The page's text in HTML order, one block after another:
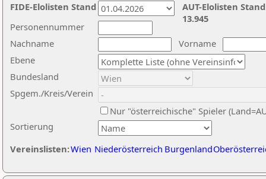
Nachname
Vorname
Ebene
Sortierung
Personennummer
Bundesland
Spgem./Kreis/Verein
Nur "österreichische" Spieler
Vereinslisten:Wien Niederösterreich Burgenland
AUT-Elolisten
13.945
FIDE-Elolisten Stand